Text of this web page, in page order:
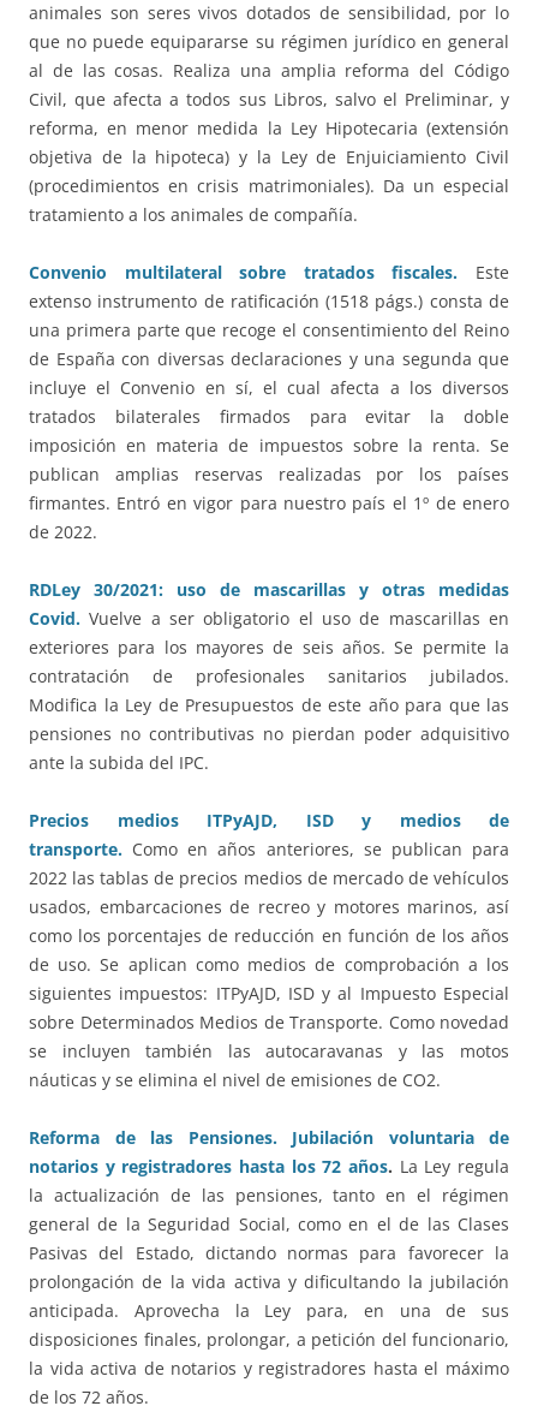
animales son seres vivos dotados de sensibilidad, por lo
que no puede equipararse su régimen jurídico en general
al de las cosas. Realiza una amplia reforma del Código
Civil, que afecta a todos sus Libros, salvo el Preliminar, y
reforma, en menor medida la Ley Hipotecaria (extensión
objetiva de la hipoteca) y la Ley de Enjuiciamiento Civil
(procedimientos en crisis matrimoniales). Da un especial
tratamiento a los animales de compañía.
Convenio multilateral sobre tratados fiscales. Este
extenso instrumento de ratificación (1518 págs.) consta de
una primera parte que recoge el consentimiento del Reino
de España con diversas declaraciones y una segunda que
incluye el Convenio en sí, el cual afecta a los diversos
tratados bilaterales firmados para evitar la doble
imposición en materia de impuestos sobre la renta. Se
publican amplias reservas realizadas por los países
firmantes. Entró en vigor para nuestro país el 1º de enero
de 2022.
RDLey 30/2021: uso de mascarillas y otras medidas
Covid. Vuelve a ser obligatorio el uso de mascarillas en
exteriores para los mayores de seis años. Se permite la
contratación de profesionales sanitarios jubilados.
Modifica la Ley de Presupuestos de este año para que las
pensiones no contributivas no pierdan poder adquisitivo
ante la subida del IPC.
Precios medios ITPyAJD, ISD y medios de
transporte. Como en años anteriores, se publican para
2022 las tablas de precios medios de mercado de vehículos
usados, embarcaciones de recreo y motores marinos, así
como los porcentajes de reducción en función de los años
de uso. Se aplican como medios de comprobación a los
siguientes impuestos: ITPyAJD, ISD y al Impuesto Especial
sobre Determinados Medios de Transporte. Como novedad
se incluyen también las autocaravanas y las motos
náuticas y se elimina el nivel de emisiones de CO2.
Reforma de las Pensiones. Jubilación voluntaria de
notarios y registradores hasta los 72 años. La Ley regula
la actualización de las pensiones, tanto en el régimen
general de la Seguridad Social, como en el de las Clases
Pasivas del Estado, dictando normas para favorecer la
prolongación de la vida activa y dificultando la jubilación
anticipada. Aprovecha la Ley para, en una de sus
disposiciones finales, prolongar, a petición del funcionario,
la vida activa de notarios y registradores hasta el máximo
de los 72 años.